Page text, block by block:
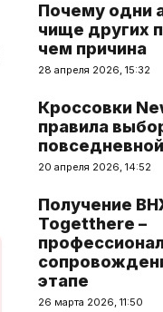
Почему одни
чище других
чем причина
28 апреля 2026, 15:32
Кроссовки
правила
20 апреля 2026, 14:52
Получение
Togetthere –
этапе
26 марта 2026, 11:50